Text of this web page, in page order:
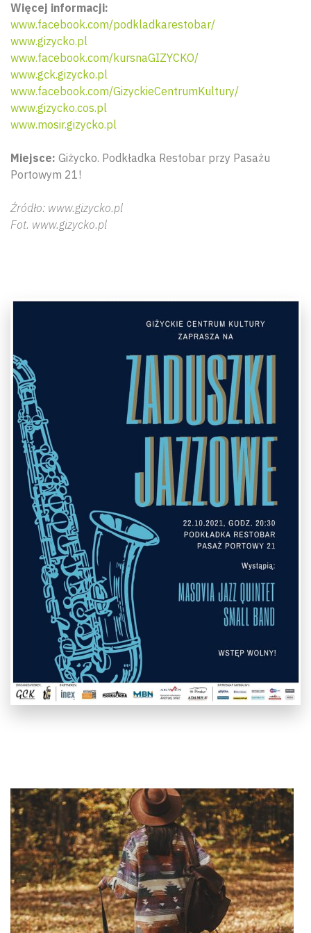
Więcej informacji:
www.facebook.com/podkladkarestobar/
www.gizycko.pl
www.facebook.com/kursnaGIZYCKO/
www.gck.gizycko.pl
www.facebook.com/GizyckieCentrumKultury/
www.gizycko.cos.pl
www.mosir.gizycko.pl
Miejsce: Giżycko. Podkładka Restobar przy Pasażu
Portowym 21!
Źródło: www.gizycko.pl
Fot. www.gizycko.pl